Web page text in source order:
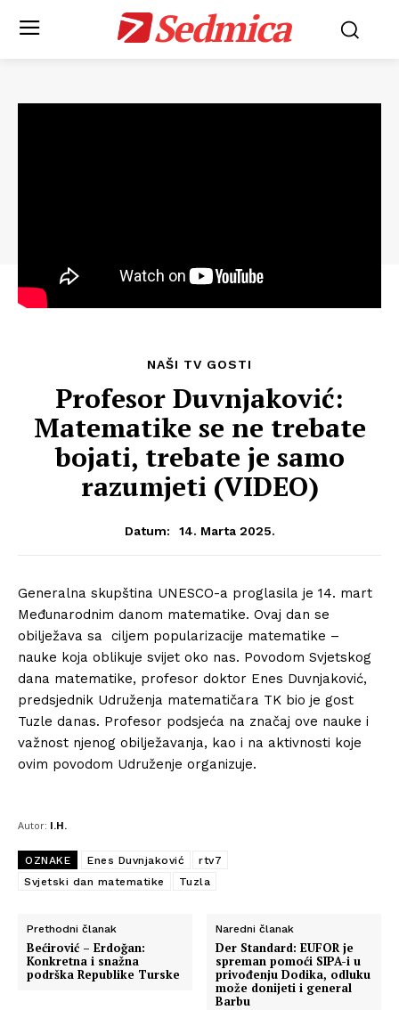
Sedmica
NAŠI TV GOSTI
Profesor Duvnjaković:
Matematike se ne trebate
bojati, trebate je samo
razumjeti (VIDEO)
Datum: 14. Marta 2025.
Generalna skupština UNESCO-a proglasila je 14. mart
Međunarodnim danom matematike. Ovaj dan se
obilježava sa ciljem popularizacije matematike –
nauke koja oblikuje svijet oko nas. Povodom Svjetskog
dana matematike, profesor doktor Enes Duvnjaković,
predsjednik Udruženja matematičara TK bio je gost
Tuzle danas. Profesor podsjeća na značaj ove nauke i
važnost njenog obilježavanja, kao i na aktivnosti koje
ovim povodom Udruženje organizuje.
Autor: I.H.
OZNAKE Enes Duvnjaković
rtv7
Svjetski dan matematike
Tuzla
Prethodni članak
Bećirović – Erdoğan:
Konkretna i snažna
podrška Republike Turske
Naredni članak
Der Standard: EUFOR je
spreman pomoći SIPA-i u
privođenju Dodika, odluku
može donijeti i general
Barbu